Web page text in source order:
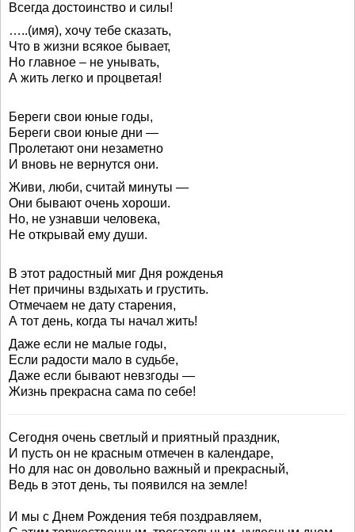
Всегда достоинство и силы!
…..(имя), хочу тебе сказать,
Что в жизни всякое бывает,
Но главное – не унывать,
А жить легко и процветая!
Береги свои юные годы,
Береги свои юные дни —
Пролетают они незаметно
И вновь не вернутся они.
Живи, люби, считай минуты —
Они бывают очень хороши.
Но, не узнавши человека,
Не открывай ему души.
В этот радостный миг Дня рожденья
Нет причины вздыхать и грустить.
Отмечаем не дату старения,
А тот день, когда ты начал жить!
Даже если не малые годы,
Если радости мало в судьбе,
Даже если бывают невзгоды —
Жизнь прекрасна сама по себе!
Сегодня очень светлый и приятный праздник,
И пусть он не красным отмечен в календаре,
Но для нас он довольно важный и прекрасный,
Ведь в этот день, ты появился на земле!
И мы с Днем Рождения тебя поздравляем,